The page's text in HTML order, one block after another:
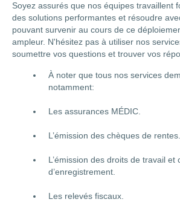
Soyez assurés que nos équipes travaillent
des solutions performantes et résoudre
pouvant survenir au cours de ce
ampleur. N'hésitez pas à utiliser nos
soumettre vos questions et trouver vos
À noter que tous nos services
notamment:
Les assurances MÉDIC.
L’émission des chèques de rentes.
L’émission des droits de travail et
d’enregistrement.
Les relevés fiscaux.